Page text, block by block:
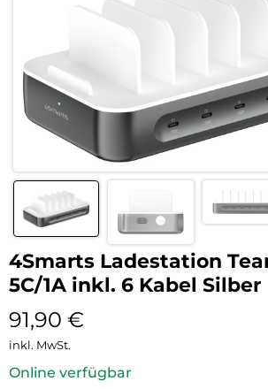
4Smarts Ladestation
5C/1A inkl. 6 Kabel Silber
91,90 €
inkl. MwSt.
Online verfügbar